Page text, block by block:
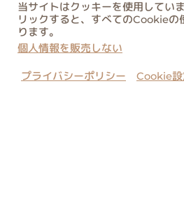
当サイトはクッキーを使用してい
リックすると、すべてのCookieの
ります。
個人情報を販売しない
プライバシーポリシー Cookie設